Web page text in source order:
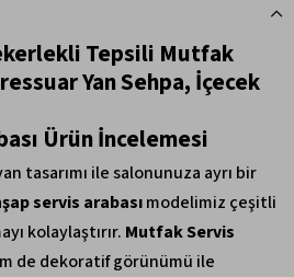
Tepsili Mutfak
Yan Sehpa, İçecek
Ürün İncelemesi
tasarımı ile salonunuza ayrı bir
servis arabasımodelimiz çeşitli
kolaylaştırır. Mutfak Servis
de dekoratif görünümü ile